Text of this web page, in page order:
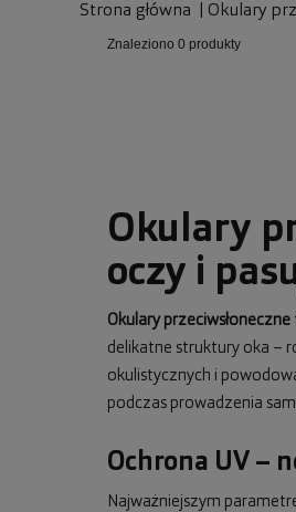
Strona główna Okulary
Znaleziono 0 produkty
Okulary
oczy i
Okulary przeciwsłoneczne
delikatne struktury oka –
okulistycznych i
podczas prowadzenia
Ochrona UV –
Najważniejszym